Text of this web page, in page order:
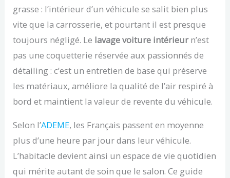
grasse : l’intérieur d’un véhicule se salit bien plus
vite que la carrosserie, et pourtant il est presque
toujours négligé. Le lavage voiture intérieurn’est
pas une coquetterie réservée aux passionnés de
détailing : c’est un entretien de base qui préserve
les matériaux, améliore la qualité de l’air respiré à
bord et maintient la valeur de revente du véhicule.
Selon l’ADEME, les Français passent en moyenne
plus d’une heure par jour dans leur véhicule.
L’habitacle devient ainsi un espace de vie quotidien
qui mérite autant de soin que le salon. Ce guide